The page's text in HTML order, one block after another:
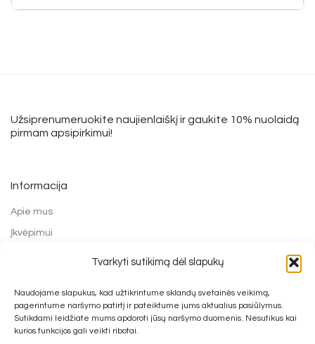
Tvarkyti sutikimą dėl slapukų
Naudojame slapukus, kad užtikrintume sklandų svetainės veikimą,
pagerintume naršymo patirtį ir pateiktume jums aktualius pasiūlymus.
Sutikdami leidžiate mums apdoroti jūsų naršymo duomenis. Nesutikus kai
kurios funkcijos gali veikti ribotai.
Užsiprenumeruokite naujienlaiškį ir gaukite 10% nuolaidą
pirmam apsipirkimui!
Informacija
Apie mus
Įkvėpimui
Prekių pirkimo ir grąžinimo taisyklės
Privatumo politika